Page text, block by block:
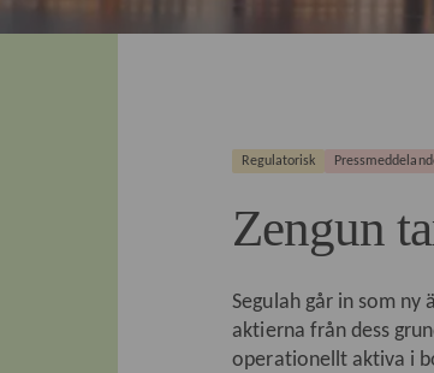
Regulatorisk
Zengun
Segulah går in som
aktierna från dess
operationellt aktiva i